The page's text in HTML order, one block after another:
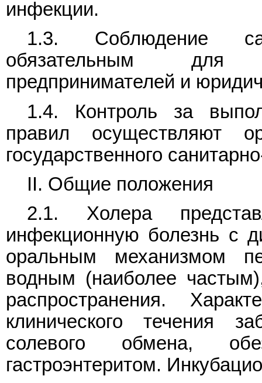
инфекции.
1.3. Соблюдение
обязательным для
предпринимателей и
1.4. Контроль за
правил осуществляют
государственного
II. Общие положения
2.1. Холера
инфекционную болезнь с
оральным механизмом
водным (наиболее
распространения.
клинического течения
солевого обмена,
гастроэнтеритом.